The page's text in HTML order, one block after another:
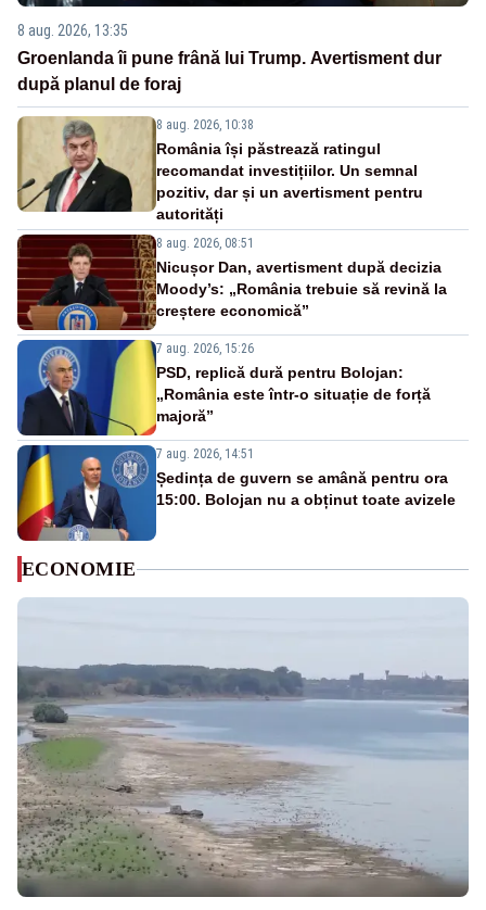
8 aug. 2026, 13:35
Groenlanda îi pune frână lui Trump. Avertisment dur
după planul de foraj
8 aug. 2026, 10:38
România își păstrează ratingul
recomandat investițiilor. Un semnal
pozitiv, dar și un avertisment pentru
autorități
8 aug. 2026, 08:51
Nicușor Dan, avertisment după decizia
Moody’s: „România trebuie să revină la
creștere economică”
7 aug. 2026, 15:26
PSD, replică dură pentru Bolojan:
„România este într-o situație de forță
majoră”
7 aug. 2026, 14:51
Ședința de guvern se amână pentru ora
15:00. Bolojan nu a obținut toate avizele
ECONOMIE